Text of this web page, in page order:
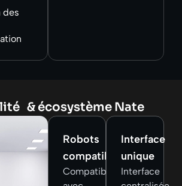
des
& écosystème Nate
Robots
compatibles
Compatible
Interface
unique
Interface